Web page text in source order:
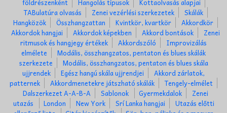
TABulatúra olvasás
Zenei vezérlési szerkezetek
Skálák
Hangközök
Összhangzattan Kvintkör, kvartkör
Akkordkör
Akkordok hangjai
Akkordok képekben Akkord bontások
Zenei
ritmusok és hangjegy értékek
Akkordszóló
Improvizálás
elmélete
Modális, összhangzatos, pentaton és blues skálák
szerkezete
Modális, összhangzatos, pentaton és blues skála
ujjrendek
Egész hangú skála ujjrendjei
Akkord zárlatok,
patternek
Akkordmenetekre játszható skálák
Tengely-elmélet
Dalszerkezet A-A-B-A
Sablonok Gyermekdalok
Zenei
utazás
London New York Srí Lanka hangjai
Utazás előtti